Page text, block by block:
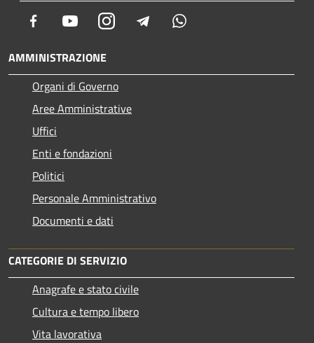
Facebook YoutubeInstagram Telegram
AMMINISTRAZIONE
Organi di Governo
Aree Amministrative
Uffici
Enti e fondazioni
Politici
Personale Amministrativo
Documenti e dati
CATEGORIE DI SERVIZIO
Anagrafe e stato civile
Cultura e tempo libero
Vita lavorativa